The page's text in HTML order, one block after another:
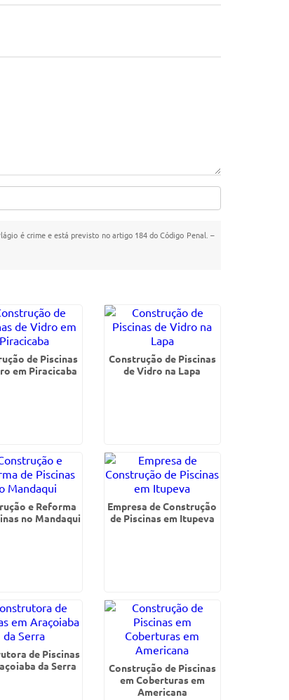
é crime e está previsto no artigo 184 do Código Penal. –
de Piscinas
em Piracicaba
Construção de Piscinas
de Vidro na Lapa
e Reforma
no Mandaqui
Empresa de Construção
de Piscinas em Itupeva
de Piscinas
da Serra
Construção de Piscinas
em Coberturas em
Americana